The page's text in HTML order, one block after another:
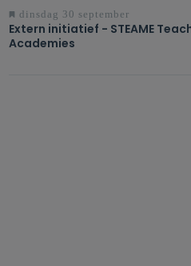
dinsdag 30 september
Extern initiatief - STEAME
Academies